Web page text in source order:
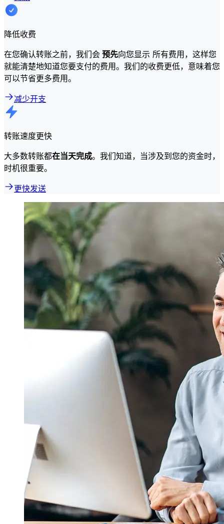
降低收费
在您确认转账之前，我们会 预先向您显示 所有费用，这样您
就能清楚地知道您要支付的费用。我们的收费更低，意味着您
可以节省更多费用。
减少开支
转账速度更快
大多数转账都在当天完成。我们知道，当涉及到您的资金时，
时机很重要。
更快发送